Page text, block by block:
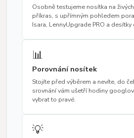
Osobně testujeme nosítka na
příkras, s upřímným pohledem
Isara, LennyUpgrade PRO a desítky
📊
Porovnání nosítek
Stojíte před výběrem a nevíte, do
srovnání vám ušetří hodiny
vybrat to pravé.
💡